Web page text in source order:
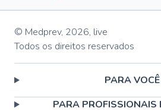
© Medprev, 2026, live
Todos os direitos reservados
PARA VOCÊ
PARA PROFISSIONAIS